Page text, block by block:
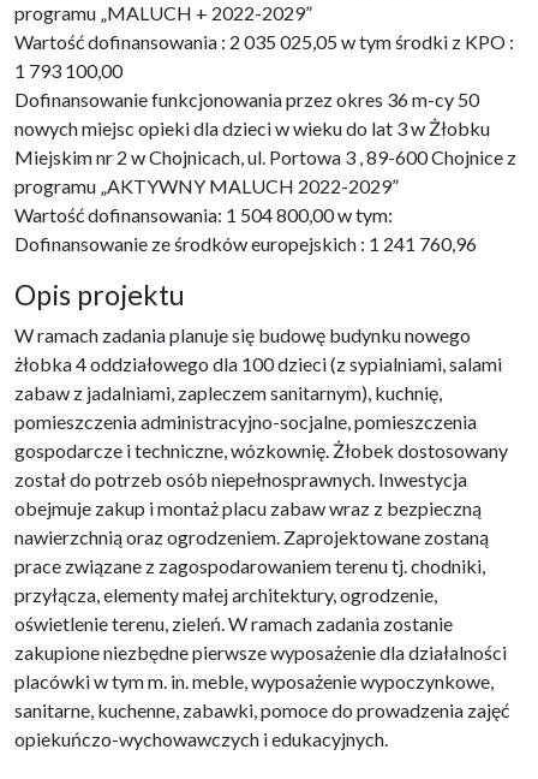
programu „MALUCH + 2022-2029”
Wartość dofinansowania : 2 035 025,05 w tym środki z KPO :
1 793 100,00
Dofinansowanie funkcjonowania przez okres 36 m-cy 50
nowych miejsc opieki dla dzieci w wieku do lat 3 w Żłobku
Miejskim nr 2 w Chojnicach, ul. Portowa 3 , 89-600 Chojnice z
programu „AKTYWNY MALUCH 2022-2029”
Wartość dofinansowania: 1 504 800,00 w tym:
Dofinansowanie ze środków europejskich : 1 241 760,96
Opis projektu
W ramach zadania planuje się budowę budynku nowego
żłobka 4 oddziałowego dla 100 dzieci (z sypialniami, salami
zabaw z jadalniami, zapleczem sanitarnym), kuchnię,
pomieszczenia administracyjno-socjalne, pomieszczenia
gospodarcze i techniczne, wózkownię. Żłobek dostosowany
został do potrzeb osób niepełnosprawnych. Inwestycja
obejmuje zakup i montaż placu zabaw wraz z bezpieczną
nawierzchnią oraz ogrodzeniem. Zaprojektowane zostaną
prace związane z zagospodarowaniem terenu tj. chodniki,
przyłącza, elementy małej architektury, ogrodzenie,
oświetlenie terenu, zieleń. W ramach zadania zostanie
zakupione niezbędne pierwsze wyposażenie dla działalności
placówki w tym m. in. meble, wyposażenie wypoczynkowe,
sanitarne, kuchenne, zabawki, pomoce do prowadzenia zajęć
opiekuńczo-wychowawczych i edukacyjnych.